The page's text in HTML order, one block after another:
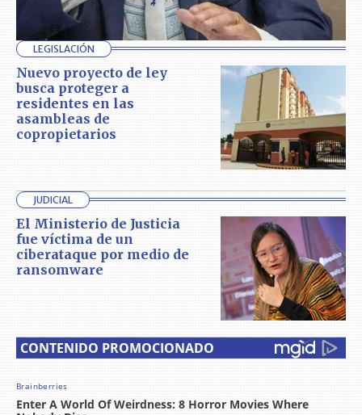
LEGISLACIÓN
Nuevo proyecto de ley
busca proteger a
residentes en las
asambleas de
copropietarios
JUDICIAL
El Ministerio de Justicia
fue víctima de un
ciberataque por medio de
ransomware